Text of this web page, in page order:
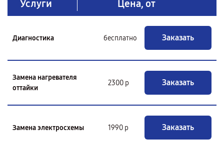
Услуги Цена, от
Диагностика бесплатно Заказать
Замена нагревателя
оттайки
2300 р Заказать
Замена электросхемы 1990 р Заказать